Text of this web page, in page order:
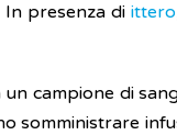
presenza di ittero
campione di
somministrare